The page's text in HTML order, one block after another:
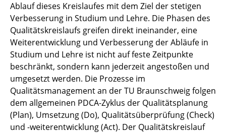
Ablauf dieses Kreislaufes mit dem Ziel der stetigen
Verbesserung in Studium und Lehre. Die Phasen des
Qualitätskreislaufs greifen direkt ineinander, eine
Weiterentwicklung und Verbesserung der Abläufe in
Studium und Lehre ist nicht auf feste Zeitpunkte
beschränkt, sondern kann jederzeit angestoßen und
umgesetzt werden. Die Prozesse im
Qualitätsmanagement an der TU Braunschweig folgen
dem allgemeinen PDCA-Zyklus der Qualitätsplanung
(Plan), Umsetzung (Do), Qualitätsüberprüfung (Check)
und -weiterentwicklung (Act). Der Qualitätskreislauf